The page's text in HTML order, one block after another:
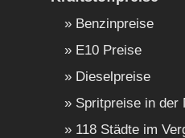
Benzinpreise
E10 Preise
Dieselpreise
Spritpreise in der
118 Städte im